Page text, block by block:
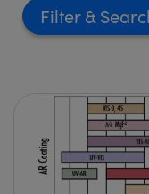
Filter